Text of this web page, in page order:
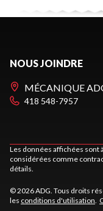
NOUS JOINDRE
MÉCANIQUE
418 548-7957
Les données affichées
considérées comme
détails.
© 2026 ADG. Tous droits
les conditions d'utilisation